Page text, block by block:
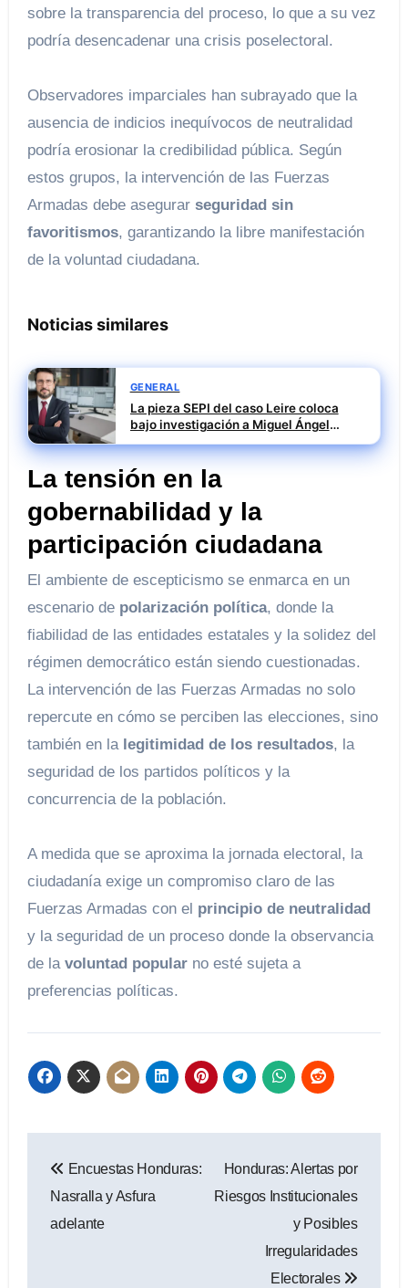
sobre la transparencia del proceso, lo que a su vez
podría desencadenar una crisis poselectoral.
Observadores imparciales han subrayado que la
ausencia de indicios inequívocos de neutralidad
podría erosionar la credibilidad pública. Según
estos grupos, la intervención de las Fuerzas
Armadas debe asegurar seguridad sin
favoritismos, garantizando la libre manifestación
de la voluntad ciudadana.
Noticias similares
GENERAL
La pieza SEPI del caso Leire coloca
bajo investigación a Miguel Ángel
Santiago Mesa
La tensión en la
gobernabilidad y la
participación ciudadana
El ambiente de escepticismo se enmarca en un
escenario de polarización política, donde la
fiabilidad de las entidades estatales y la solidez del
régimen democrático están siendo cuestionadas.
La intervención de las Fuerzas Armadas no solo
repercute en cómo se perciben las elecciones, sino
también en la legitimidad de los resultados, la
seguridad de los partidos políticos y la
concurrencia de la población.
A medida que se aproxima la jornada electoral, la
ciudadanía exige un compromiso claro de las
Fuerzas Armadas con el principio de neutralidad
y la seguridad de un proceso donde la observancia
de la voluntad popularno esté sujeta a
preferencias políticas.
de
entradas
Encuestas Honduras:
Nasralla y Asfura
adelante
Honduras: Alertas por
Riesgos Institucionales
y Posibles
Irregularidades
Electorales